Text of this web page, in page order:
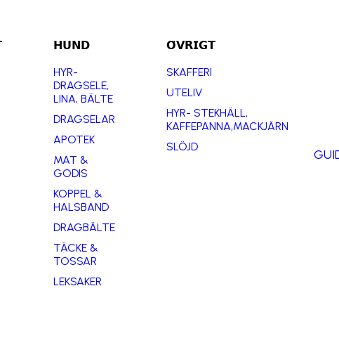
𝗛𝗨𝗡𝗗
HYR-
DRAGSELE,
LINA, BÄLTE
DRAGSELAR
APOTEK
MAT &
GODIS
KOPPEL &
HALSBAND
DRAGBÄLTE
TÄCKE &
TOSSAR
LEKSAKER
𝗢̈𝗩𝗥𝗜𝗚𝗧
SKAFFERI
UTELIV
HYR- STEKHÄLL,
KAFFEPANNA,MACKJÄRN
SLÖJD